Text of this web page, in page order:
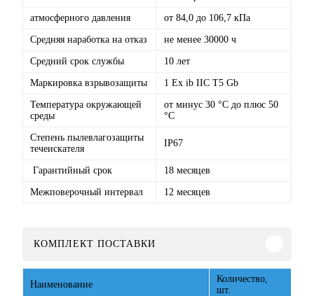
атмосферного давления от 84,0 до 106,7 кПа
Средняя наработка на отказ не менее 30000 ч
Средний срок службы 10 лет
Маркировка взрывозащиты 1 Ex ib IIC T5 Gb
Температура окружающей
среды
от минус 30 °С до плюс 50
°С
Степень пылевлагозащиты
течеискателя
IP67
Гарантийный срок 18 месяцев
Межповерочный интервал 12 месяцев
КОМПЛЕКТ ПОСТАВКИ
Наименование
Количество,
шт.